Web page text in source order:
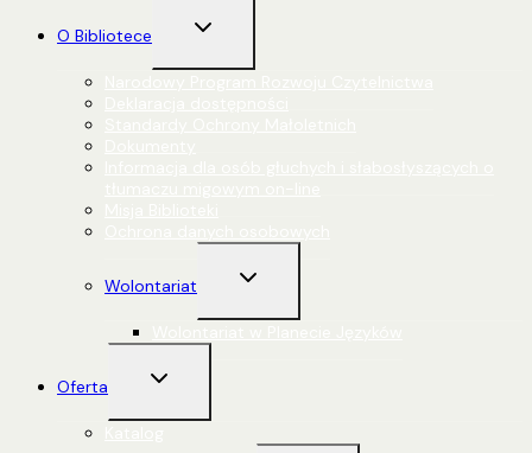
O Bibliotece
Przełącz
podrzędne
Wolontariat
Przełącz
podrzędne
Oferta
Przełącz
podrzędne